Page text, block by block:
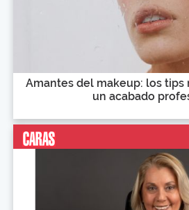
Amantes del makeup: los tips
un acabado